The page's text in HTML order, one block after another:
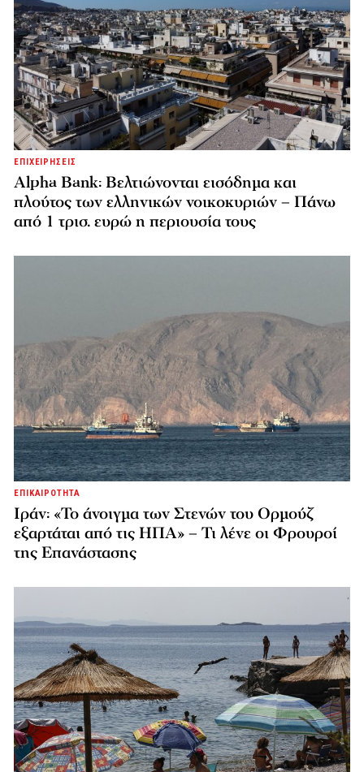
ΕΠΙΧΕΙΡΗΣΕΙΣ
Alpha Bank: Βελτιώνονται εισόδημα και
πλούτος των ελληνικών νοικοκυριών – Πάνω
από 1 τρισ. ευρώ η περιουσία τους
ΕΠΙΚΑΙΡΟΤΗΤΑ
Ιράν: «Το άνοιγμα των Στενών του Ορμούζ
εξαρτάται από τις ΗΠΑ» – Τι λένε οι Φρουροί
της Επανάστασης